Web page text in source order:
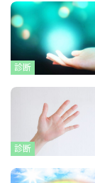
診断
診断